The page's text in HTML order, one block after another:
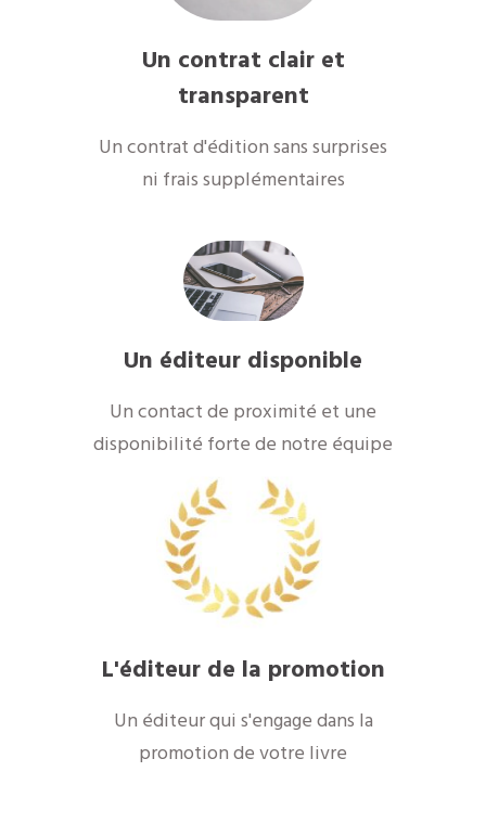
Un contrat clair et
transparent
Un contrat d'édition sans surprises
ni frais supplémentaires
Un éditeur disponible
Un contact de proximité et une
disponibilité forte de notre équipe
L'éditeur de la promotion
Un éditeur qui s'engage dans la
promotion de votre livre